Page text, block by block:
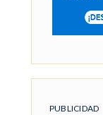
PUBLICIDAD